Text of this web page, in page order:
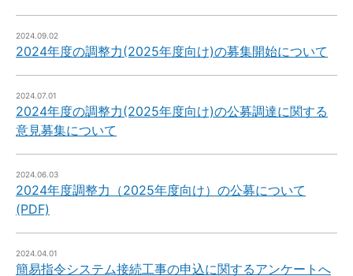
2024.09.02
2024年度の調整力(2025年度向け)の募集開始について
2024.07.01
2024年度の調整力(2025年度向け)の公募調達に関する
意見募集について
2024.06.03
2024年度調整力（2025年度向け）の公募について
(PDF)
2024.04.01
簡易指令システム接続工事の申込に関するアンケートへ